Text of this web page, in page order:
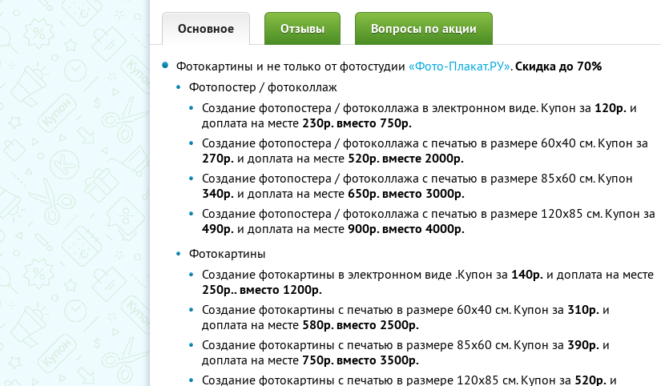
Основное Отзывы Вопросы по акции
Фотокартины и не только от фотостудии «Фото-Плакат.РУ».Скидка до 70%
Фотопостер / фотоколлаж
Создание фотопостера / фотоколлажа в электронном виде. Купон за 120р. и
доплата на месте 230р. вместо 750р.
Создание фотопостера / фотоколлажа с печатью в размере 60x40 см. Купон за
270р. и доплата на месте 520р. вместе 2000р.
Создание фотопостера / фотоколлажа с печатью в размере 85x60 см. Купон
340р. и доплата на месте 650р. вместо 3000р.
Создание фотопостера / фотоколлажа с печатью в размере 120x85 см. Купон за
490р. и доплата на месте 900р. вместо 4000р.
Фотокартины
Создание фотокартины в электронном виде .Купон за 140р. и доплата на месте
250р.. вместо 1200р.
Создание фотокартины с печатью в размере 60x40 см. Купон за 310р. и
доплата на месте 580р. вместо 2500р.
Создание фотокартины с печатью в размере 85x60 см. Купон за 390р. и
доплата на месте 750р. вместо 3500р.
Создание фотокартины с печатью в размере 120x85 см. Купон за 520р. и